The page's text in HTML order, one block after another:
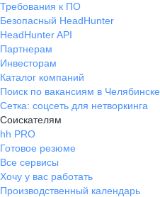
Требования к ПО
Безопасный HeadHunter
HeadHunter API
Партнерам
Инвесторам
Каталог компаний
Поиск по вакансиям в Челябинске
Сетка: соцсеть для нетворкинга
Соискателям
hh PRO
Готовое резюме
Все сервисы
Хочу у вас работать
Производственный календарь